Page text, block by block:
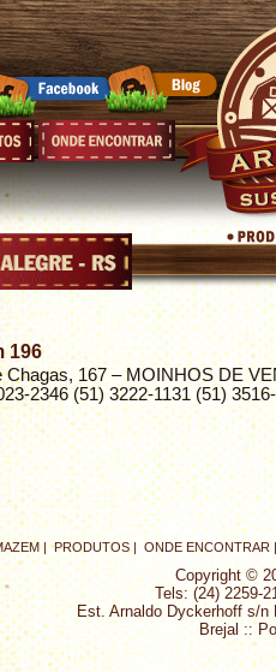
196
Chagas, 167 – MOINHOS DE
2346 (51) 3222-1131 (51)
| PRODUTOS | ONDE ENCONTRAR |
Copyright ©
Tels: (24) 2259-
Est. Arnaldo Dyckerhoff s/
Brejal ::